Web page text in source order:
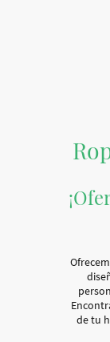
de tu